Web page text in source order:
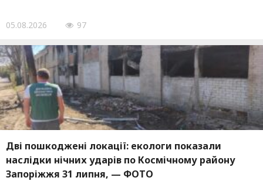
05.08.2026 97
Дві пошкоджені локації: екологи показали
наслідки нічних ударів по Космічному району
Запоріжжя 31 липня, — ФОТО